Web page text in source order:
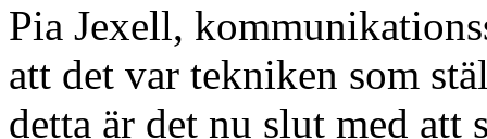
Pia Jexell,
att det var tekniken som
detta är det nu slut med